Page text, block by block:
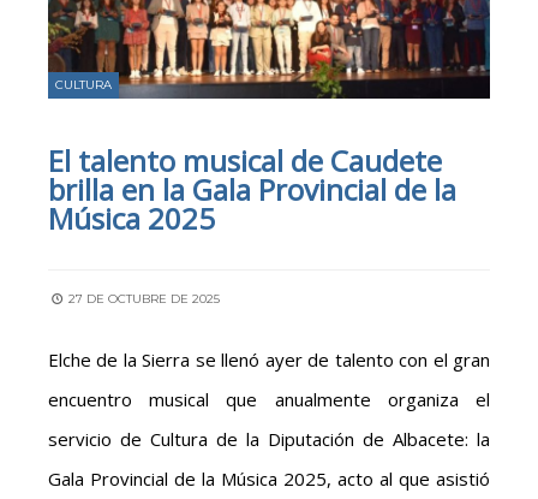
CULTURA
El talento musical de Caudete
brilla en la Gala Provincial de la
Música 2025
27 DE OCTUBRE DE 2025
Elche de la Sierra se llenó ayer de talento con el gran
encuentro musical que anualmente organiza el
servicio de Cultura de la Diputación de Albacete: la
Gala Provincial de la Música 2025, acto al que asistió